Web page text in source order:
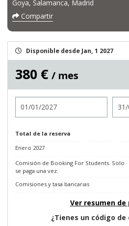
Goya, Salamanca, Madrid
Compartir
Disponible desde Jan, 1 2027
380 € / mes
Total de la reserva
Enero 2027
Comisión de Booking For Students. Solo
se paga una vez.
Comisiones y tasa bancarias
Ver resumen de
¿Tienes un código de